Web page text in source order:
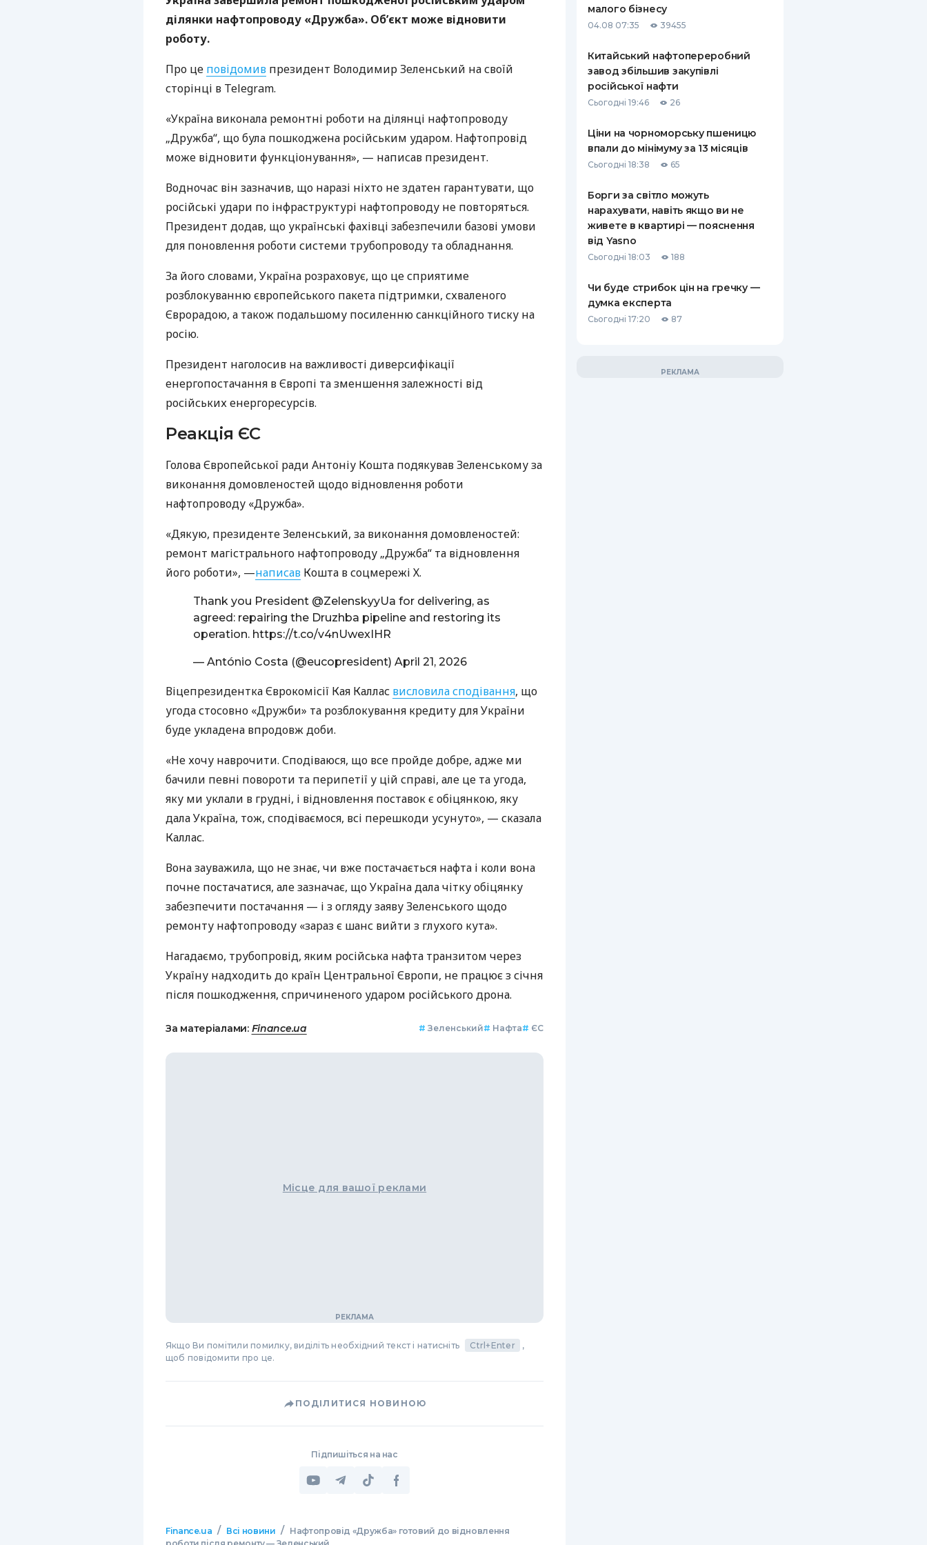
РЕЙТИНГ ДЕБЕТОВИХ
КЕШБЕКУ
БАНКІВСЬКИХ КАРТКАХ
ПУТІВНИКИ ПО
ВСІ СТРАХОВІ ПОЛІСИ
СТРАХОВІ КОМПАНІЇ
КОМПАНІЇ
ДОСТАВКА І ОПЛАТА
ділянки нафтопроводу «Дружба». Об’єкт може відновити
роботу.
Про це повідомив президент Володимир Зеленський на своїй
сторінці в Telegram.
«Україна виконала ремонтні роботи на ділянці нафтопроводу
„Дружба“, що була пошкоджена російським ударом. Нафтопровід
може відновити функціонування», — написав президент.
Водночас він зазначив, що наразі ніхто не здатен гарантувати, що
російські удари по інфраструктурі нафтопроводу не повторяться.
Президент додав, що українські фахівці забезпечили базові умови
для поновлення роботи системи трубопроводу та обладнання.
За його словами, Україна розраховує, що це сприятиме
розблокуванню європейського пакета підтримки, схваленого
Єврорадою, а також подальшому посиленню санкційного тиску на
росію.
Президент наголосив на важливості диверсифікації
енергопостачання в Європі та зменшення залежності від
російських енергоресурсів.
Реакція ЄС
Голова Європейської ради Антоніу Кошта подякував Зеленському за
виконання домовленостей щодо відновлення роботи
нафтопроводу «Дружба».
«Дякую, президенте Зеленський, за виконання домовленостей:
ремонт магістрального нафтопроводу „Дружба“ та відновлення
його роботи», —написав Кошта в соцмережі Х.
Thank you President @ZelenskyyUa for delivering, as
agreed: repairing the Druzhba pipeline and restoring its
operation. https://t.co/v4nUwexIHR
— António Costa (@eucopresident) April 21, 2026
Віцепрезидентка Єврокомісії Кая Каллас висловила сподівання, що
угода стосовно «Дружби» та розблокування кредиту для України
буде укладена впродовж доби.
«Не хочу наврочити. Сподіваюся, що все пройде добре, адже ми
бачили певні повороти та перипетії у цій справі, але це та угода,
яку ми уклали в грудні, і відновлення поставок є обіцянкою, яку
дала Україна, тож, сподіваємося, всі перешкоди усунуто», — сказала
Каллас.
Вона зауважила, що не знає, чи вже постачається нафта і коли вона
почне постачатися, але зазначає, що Україна дала чітку обіцянку
забезпечити постачання — і з огляду заяву Зеленського щодо
ремонту нафтопроводу «зараз є шанс вийти з глухого кута».
Нагадаємо, трубопровід, яким російська нафта транзитом через
Україну надходить до країн Центральної Європи, не працює з січня
після пошкодження, спричиненого ударом російського дрона.
За матеріалами: Finance.ua # Зеленський# Нафта# ЄС
Місце для вашої реклами
Якщо Ви помітили помилку, виділіть необхідний текст і натисніть Ctrl+Enter
,
щоб повідомити про це.
ПОДІЛИТИСЯ НОВИНОЮ
Підпишіться на нас
Finance.ua / Всі новини / Нафтопровід «Дружба» готовий до відновлення
малого бізнесу
04.08 07:35 39455
Китайський нафтопереробний
завод збільшив закупівлі
російської нафти
Сьогодні 19:46 26
Ціни на чорноморську пшеницю
впали до мінімуму за 13 місяців
Сьогодні 18:38 65
Борги за світло можуть
нарахувати, навіть якщо ви не
живете в квартирі — пояснення
від Yasno
Сьогодні 18:03 188
Чи буде стрибок цін на гречку —
думка експерта
Сьогодні 17:20 87